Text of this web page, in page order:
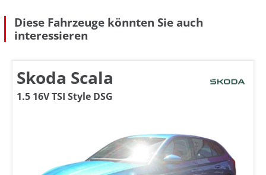
Diese Fahrzeuge könnten Sie auch
interessieren
Skoda Scala
1.5 16V TSI Style DSG